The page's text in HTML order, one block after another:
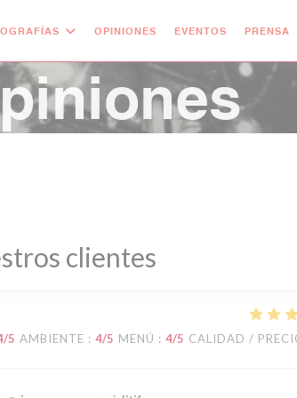
OPINIONES EVENTOS PRENSA
clientes
/5 AMBIENTE : 4/5 MENÚ : 4/5 CALIDAD /